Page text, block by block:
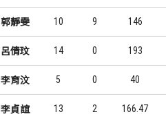
郭靜雯 10 9 146
呂倩玟 14 0 193
李育汶 5 0 40
李貞誼 13 2 166.47